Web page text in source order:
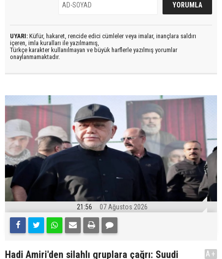
UYARI: Küfür, hakaret, rencide edici cümleler veya imalar, inançlara saldırı
içeren, imla kuralları ile yazılmamış,
Türkçe karakter kullanılmayan ve büyük harflerle yazılmış yorumlar
onaylanmamaktadır.
21:56 07 Ağustos 2026
Hadi Amiri'den silahlı gruplara çağrı: Suudi A+